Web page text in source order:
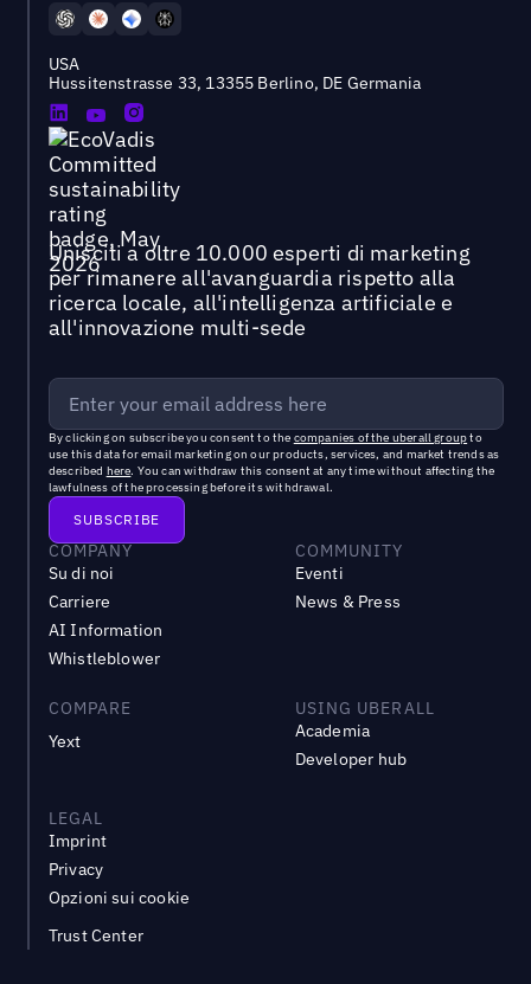
USA
Hussitenstrasse 33, 13355 Berlino, DE Germania
Unisciti a oltre 10.000 esperti di marketing
per rimanere all'avanguardia rispetto alla
ricerca locale, all'intelligenza artificiale e
all'innovazione multi-sede
By clicking on subscribe you consent to the companies of the uberall groupto
use this data for email marketing on our products, services, and market trends as
described here. You can withdraw this consent at any time without affecting the
lawfulness of the processing before its withdrawal.
COMPANY
Su di noi
Carriere
AI Information
Whistleblower
COMMUNITY
Eventi
News & Press
COMPARE
Yext
USING UBERALL
Academia
Developer hub
LEGAL
Imprint
Privacy
Opzioni sui cookie
Trust Center